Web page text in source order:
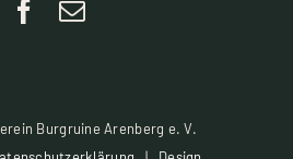
Burgruine Arenberg e. V.